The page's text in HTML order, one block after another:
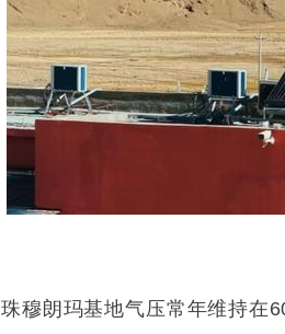
珠穆朗玛基地气压常年维持